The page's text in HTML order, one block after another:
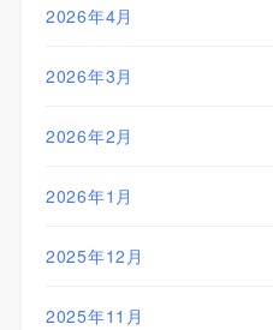
2026年4月
2026年3月
2026年2月
2026年1月
2025年12月
2025年11月